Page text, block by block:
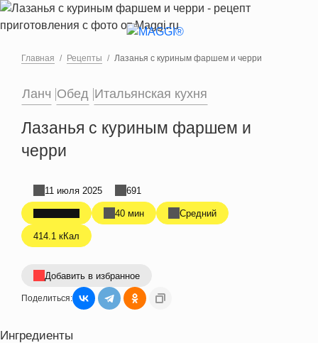
Перейти к основному содержанию
Главная Рецепты Лазанья с куриным фаршем и черри
Ланч Обед Итальянская кухня
Лазанья с куриным фаршем и
черри
40 мин Средний
414.1 кКал
11 июля 2025 691
Добавить в избранное
Поделиться:
Ингредиенты